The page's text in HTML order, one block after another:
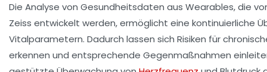
Die Analyse von Gesundheitsdaten aus Wearables, die
Zeiss entwickelt werden, ermöglicht eine kontinuierliche
Vitalparametern. Dadurch lassen sich Risiken für
erkennen und entsprechende Gegenmaßnahmen